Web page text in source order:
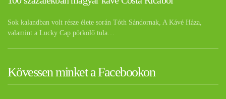
Sok kalandban volt része élete során Tóth Sándornak, A Kávé Háza,
valamint a Lucky Cap pörkölő tula…
Kövessen minket a Facebookon